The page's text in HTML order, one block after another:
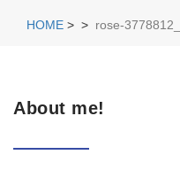
HOME > > rose-
About me!